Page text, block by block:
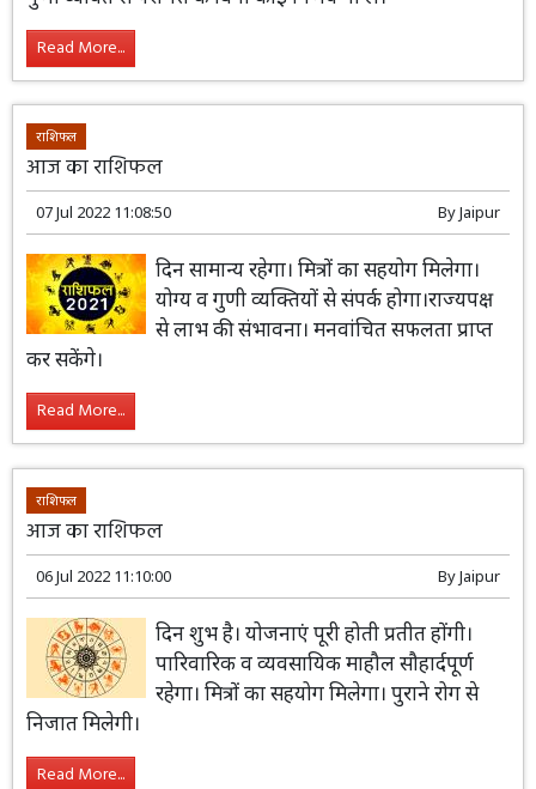
गुणी व्यक्ति से परामर्श के बिना कोई निर्णय ना लें।
Read More...
राशिफल
आज का राशिफल
07 Jul 2022 11:08:50 ByJaipur
दिन सामान्य रहेगा। मित्रों का सहयोग मिलेगा।
योग्य व गुणी व्यक्तियों से संपर्क होगा।राज्यपक्ष
कर सकेंगे।
Read More...
राशिफल
आज का राशिफल
06 Jul 2022 11:10:00 ByJaipur
दिन शुभ है। योजनाएं पूरी होती प्रतीत होंगी।
पारिवारिक व व्यवसायिक माहौल सौहार्दपूर्ण
निजात मिलेगी।